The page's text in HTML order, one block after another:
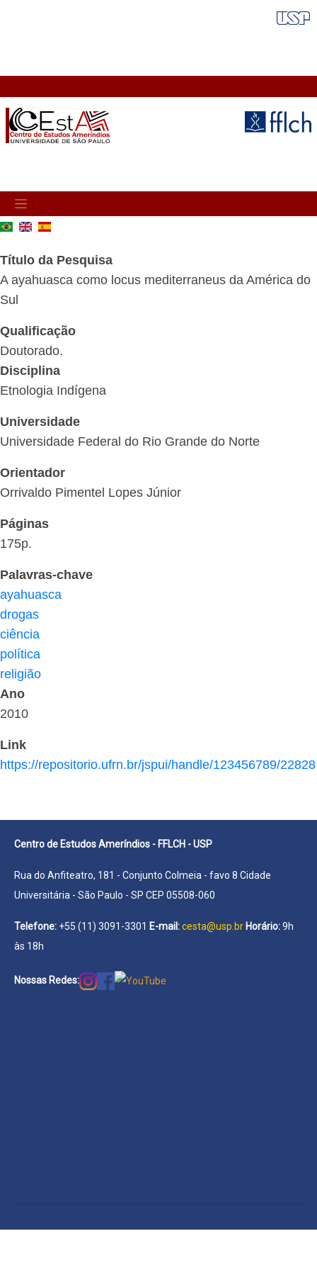
MAIN
NAVIGATION
Título da Pesquisa
A ayahuasca como locus mediterraneus da América do
Sul
Qualificação
Doutorado.
Disciplina
Etnologia Indígena
Universidade
Universidade Federal do Rio Grande do Norte
Orientador
Orrivaldo Pimentel Lopes Júnior
Páginas
175p.
Palavras-chave
ayahuasca
drogas
ciência
política
religião
Ano
2010
Link
https://repositorio.ufrn.br/jspui/handle/123456789/22828
Centro de Estudos Ameríndios - FFLCH - USP
Rua do Anfiteatro, 181 - Conjunto Colmeia - favo 8 Cidade
Universitária - São Paulo - SP CEP 05508-060
Telefone: +55 (11) 3091-3301 E-mail:cesta@usp.br Horário:9h
às 18h
Nossas Redes: